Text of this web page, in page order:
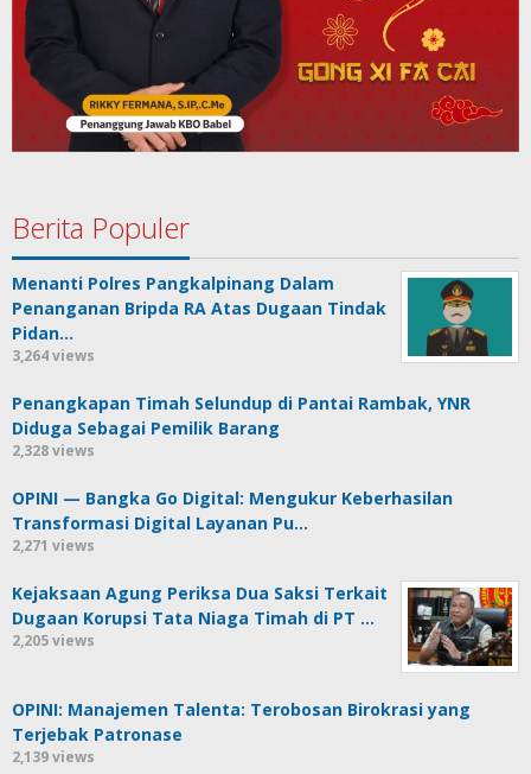
Berita Populer
Menanti Polres Pangkalpinang Dalam
Penanganan Bripda RA Atas Dugaan Tindak
Pidan…
3,264 views
Penangkapan Timah Selundup di Pantai Rambak, YNR
Diduga Sebagai Pemilik Barang
2,328 views
OPINI — Bangka Go Digital: Mengukur Keberhasilan
Transformasi Digital Layanan Pu…
2,271 views
Kejaksaan Agung Periksa Dua Saksi Terkait
Dugaan Korupsi Tata Niaga Timah di PT …
2,205 views
OPINI: Manajemen Talenta: Terobosan Birokrasi yang
Terjebak Patronase
2,139 views